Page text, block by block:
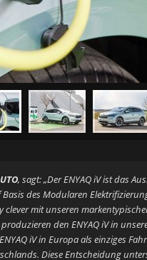
, sagt: „Der ENYAQ iV ist das
des Modularen
mit unseren
den ENYAQ iV in
iV in Europa als einziges
Diese Entscheidung